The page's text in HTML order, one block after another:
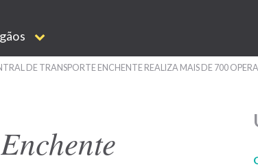
DE TRANSPORTE ENCHENTE REALIZA MAIS DE 700